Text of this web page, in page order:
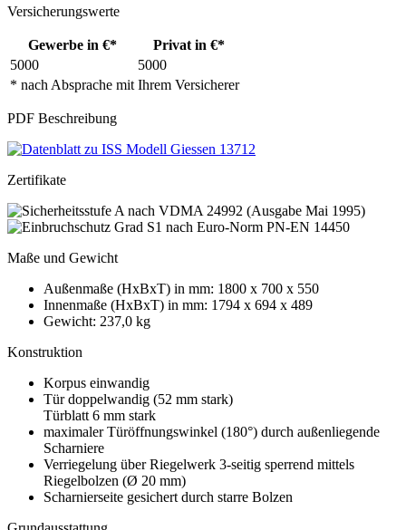
Versicherungswerte
Gewerbe in €* Privat in €*
* nach Absprache mit Ihrem Versicherer
5000 5000
PDF Beschreibung
Zertifikate
Maße und Gewicht
Außenmaße (HxBxT) in mm: 1800 x 700 x 550
Innenmaße (HxBxT) in mm: 1794 x 694 x 489
Gewicht: 237,0 kg
Konstruktion
Korpus einwandig
Tür doppelwandig (52 mm stark)
Türblatt 6 mm stark
maximaler Türöffnungswinkel (180°) durch außenliegende
Scharniere
Verriegelung über Riegelwerk 3-seitig sperrend mittels
Riegelbolzen (Ø 20 mm)
Scharnierseite gesichert durch starre Bolzen